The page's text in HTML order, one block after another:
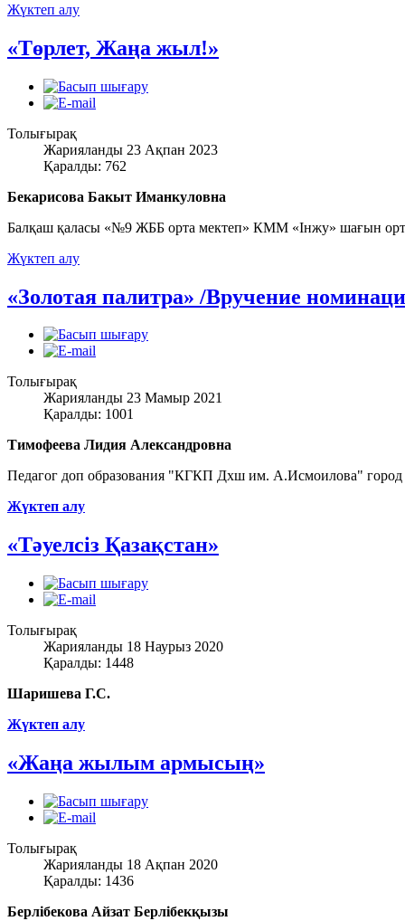
Жүктеп алу
«Төрлет, Жаңа жыл!»
Толығырақ
Жарияланды 23 Ақпан 2023
Қаралды: 762
Бекарисова Бакыт Иманкуловна
Балқаш қаласы «№9 ЖББ орта мектеп» КММ «Інжу» шағын
Жүктеп алу
«Золотая палитра» /Вручение
Толығырақ
Жарияланды 23 Мамыр 2021
Қаралды: 1001
Тимофеева Лидия Александровна
Педагог доп образования "КГКП Дхш им. А.Исмоилова"
Жүктеп алу
«Тәуелсіз Қазақстан»
Толығырақ
Жарияланды 18 Наурыз 2020
Қаралды: 1448
Шаришева Г.С.
Жүктеп алу
«Жаңа жылым армысың»
Толығырақ
Жарияланды 18 Ақпан 2020
Қаралды: 1436
Берлібекова Айзат Берлібекқызы